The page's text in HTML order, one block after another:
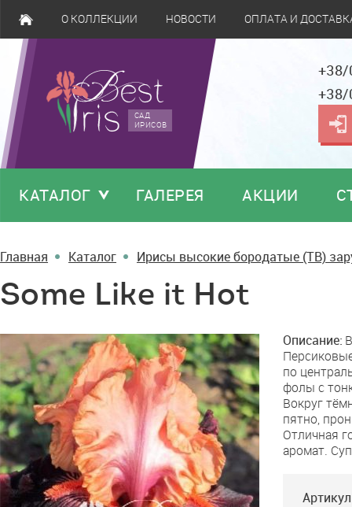
О КОЛЛЕКЦИИ НОВОСТИ ОПЛАТА И
САД
ИРИСОВ
КАТАЛОГ ГАЛЕРЕЯ АКЦИИ
Главная Каталог Ирисы высокие бородатые (TB)
Some Like it Hot
Some
Like
it
Hot
Описание:
по
фолы с
Вокруг
пятно,
Отличная
аромат.